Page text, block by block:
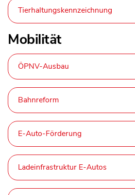
Tierhaltungskennzeichnung
Mobilität
ÖPNV-Ausbau
Bahnreform
E-Auto-Förderung
Ladeinfrastruktur E-Autos